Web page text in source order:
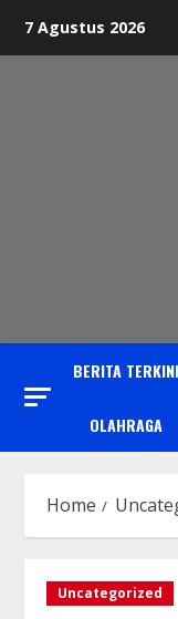
7 Agustus 2026
BERITA
OLAHRAGA
Home
Uncategorized